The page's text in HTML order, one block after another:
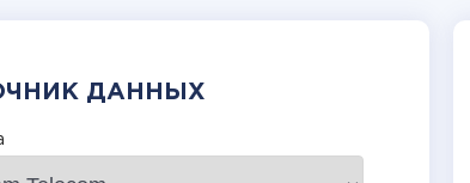
ДАННЫХ